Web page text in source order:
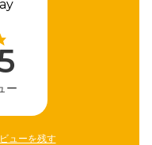
ュー
ューを残す